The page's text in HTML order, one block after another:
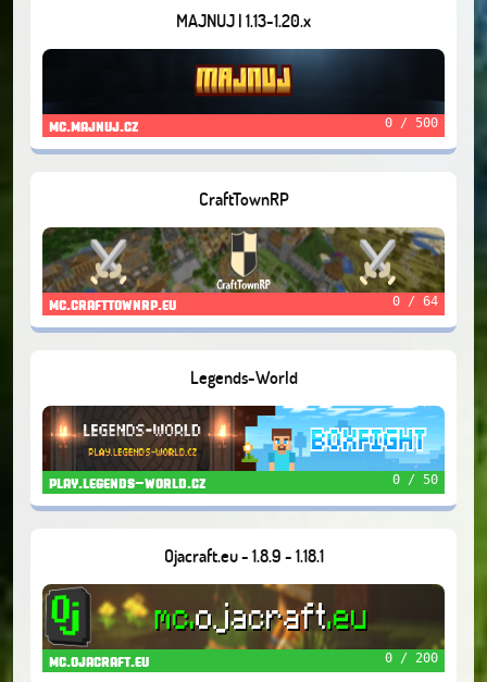
MAJNUJ | 1.13-1.20.x
mc.majnuj.cz 0 / 500
CraftTownRP
mc.crafttownrp.eu 0 / 64
Legends-World
play.legends-world.cz 0 / 50
Ojacraft.eu - 1.8.9 - 1.18.1
mc.ojacraft.eu 0 / 200